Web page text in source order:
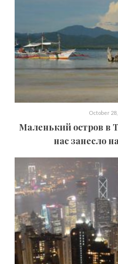
October 28,
Маленький остров в
нас занесло